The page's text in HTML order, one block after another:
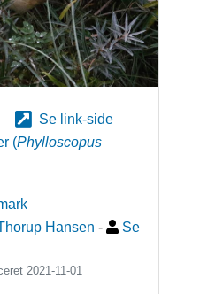
Se link-side
(Phylloscopus
Hansen -
Se
2021-11-01